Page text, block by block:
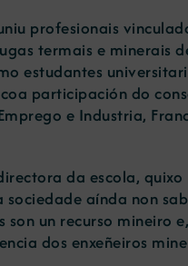
profesionais
termais e minerais
estudantes
participación do
e Industria,
da escola, quixo
sociedade aínda non
son un recurso mineiro
dos enxeñeiros